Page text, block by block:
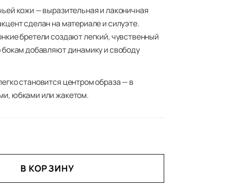
кожи — выразительная и лаконичная
сделан на материале и силуэте.
бретели создают легкий, чувственный
бокам добавляют динамику и свободу
становится центром образа — в
юбками или жакетом.
В КОРЗИНУ